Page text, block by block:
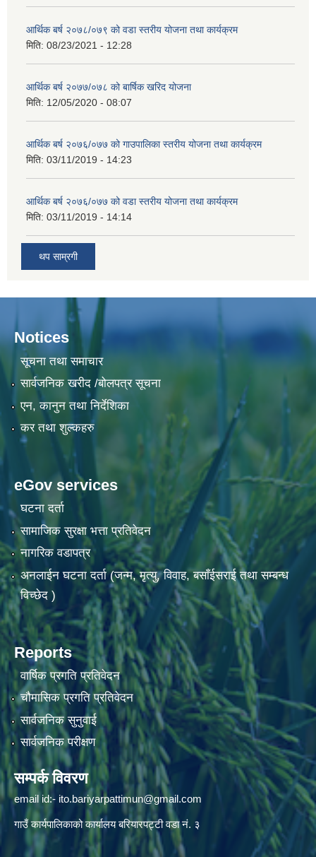
आर्थिक बर्ष २०७८/०७९ को वडा स्तरीय योजना तथा कार्यक्रम
मिति: 08/23/2021 - 12:28
आर्थिक बर्ष २०७७/०७८ को बार्षिक खरिद योजना
मिति: 12/05/2020 - 08:07
आर्थिक बर्ष २०७६/०७७ को गाउपालिका स्तरीय योजना तथा कार्यक्रम
मिति: 03/11/2019 - 14:23
आर्थिक बर्ष २०७६/०७७ को वडा स्तरीय योजना तथा कार्यक्रम
मिति: 03/11/2019 - 14:14
थप साम्रगी
Notices
सूचना तथा समाचार
सार्वजनिक खरीद /बोलपत्र सूचना
एन, कानुन तथा निर्देशिका
कर तथा शुल्कहरु
eGov services
घटना दर्ता
सामाजिक सुरक्षा भत्ता प्रतिवेदन
नागरिक वडापत्र
अनलाईन घटना दर्ता (जन्म, मृत्यु, विवाह, बसाँईसराई तथा सम्बन्ध
विच्छेद )
Reports
वार्षिक प्रगति प्रतिवेदन
चौमासिक प्रगति प्रतिवेदन
सार्वजनिक सुनुवाई
सार्वजनिक परीक्षण
सम्पर्क विवरण
email id:- ito.bariyarpattimun@gmail.com
गाउँ कार्यपालिकाको कार्यालय बरियारपट्टी वडा नं. ३